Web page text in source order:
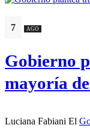
7 AGO
Gobierno
mayoría
Luciana Fabiani El